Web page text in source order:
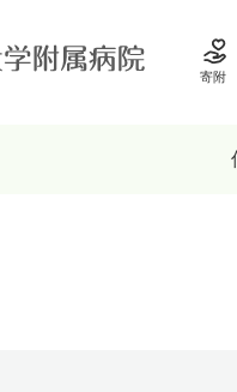
寄附